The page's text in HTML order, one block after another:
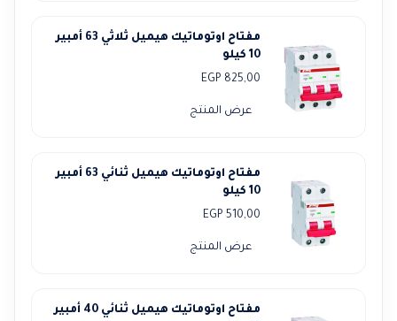
مفتاح اوتوماتيك هيميل ثلاثي 63 أمبير
10 كيلو
825,00
EGP
عرض المنتج
مفتاح اوتوماتيك هيميل ثنائي 63 أمبير
10 كيلو
510,00
EGP
عرض المنتج
مفتاح اوتوماتيك هيميل ثنائي 40 أمبير